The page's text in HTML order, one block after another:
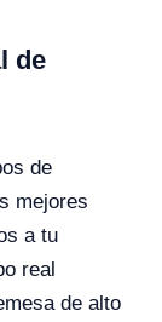
de
de
mejores
a tu
real
de alto